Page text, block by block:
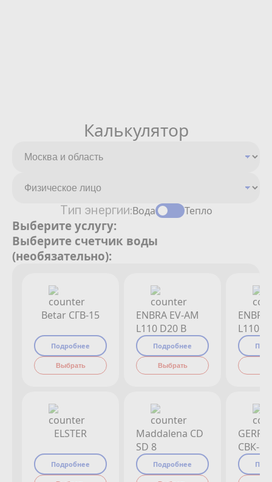
Калькулятор
Тип энергии:Вода Тепло
Выберите услугу:
Выберите счетчик воды
(необязательно):
Betar СГВ-15
Подробнее
Выбрать
ELSTER
Подробнее
ENBRA EV-AM
L110 D20 B
Подробнее
Выбрать
Maddalena CD
SD 8
Подробнее
L110
СВК-